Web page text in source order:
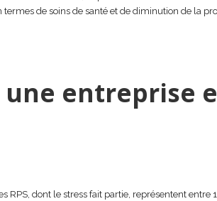
de soins de santé et de diminution de la
entreprise
RPS, dont le stress fait partie, représentent entre